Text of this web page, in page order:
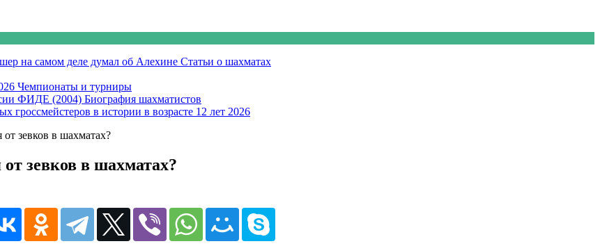
на самом деле думал об Алехине Статьи о шахматах
Чемпионаты и турниры
ФИДЕ (2004) Биография шахматистов
в истории в возрасте 12 лет 2026
зевков в шахматах?
зевков в шахматах?